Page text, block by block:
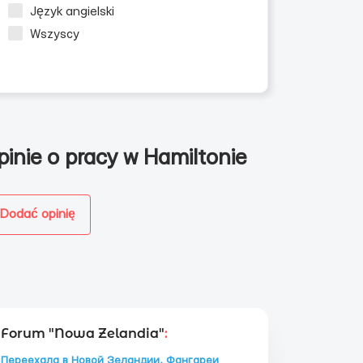
Język angielski
Wszyscy
o pracy w Hamiltonie
Dodać opinię
Forum "Nowa Zelandia":
Переехала в Новой Зеландии, Фангареи